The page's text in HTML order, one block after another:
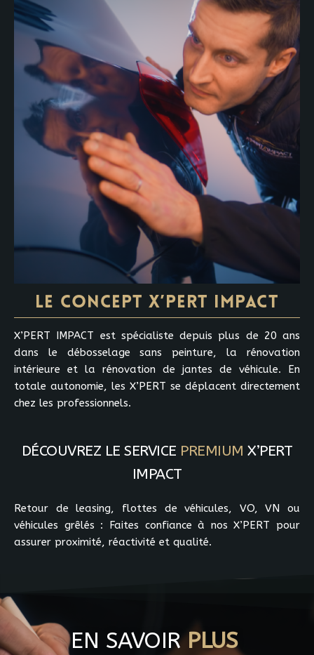
LE CONCEPT X’PERT IMPACT
X’PERT IMPACT est spécialiste depuis plus de 20 ans
dans le débosselage sans peinture, la rénovation
intérieure et la rénovation de jantes de véhicule. En
totale autonomie, les X’PERT se déplacent directement
chez les professionnels.
DÉCOUVREZ LE SERVICE PREMIUMX’PERT
IMPACT
Retour de leasing, flottes de véhicules, VO, VN ou
véhicules grêlés : Faites confiance à nos X’PERT pour
assurer proximité, réactivité et qualité.
EN SAVOIR PLUS